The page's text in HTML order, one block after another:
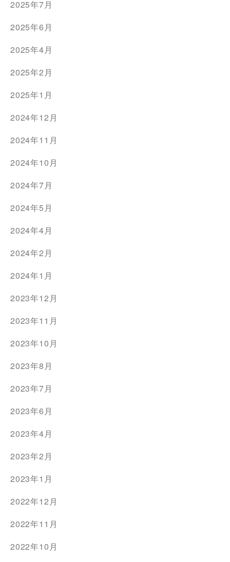
2025年7月
2025年6月
2025年4月
2025年2月
2025年1月
2024年12月
2024年11月
2024年10月
2024年7月
2024年5月
2024年4月
2024年2月
2024年1月
2023年12月
2023年11月
2023年10月
2023年8月
2023年7月
2023年6月
2023年4月
2023年2月
2023年1月
2022年12月
2022年11月
2022年10月